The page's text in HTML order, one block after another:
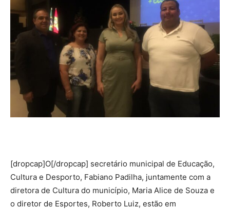
[dropcap]O[/dropcap] secretário municipal de Educação,
Cultura e Desporto, Fabiano Padilha, juntamente com a
diretora de Cultura do município, Maria Alice de Souza e
o diretor de Esportes, Roberto Luiz, estão em